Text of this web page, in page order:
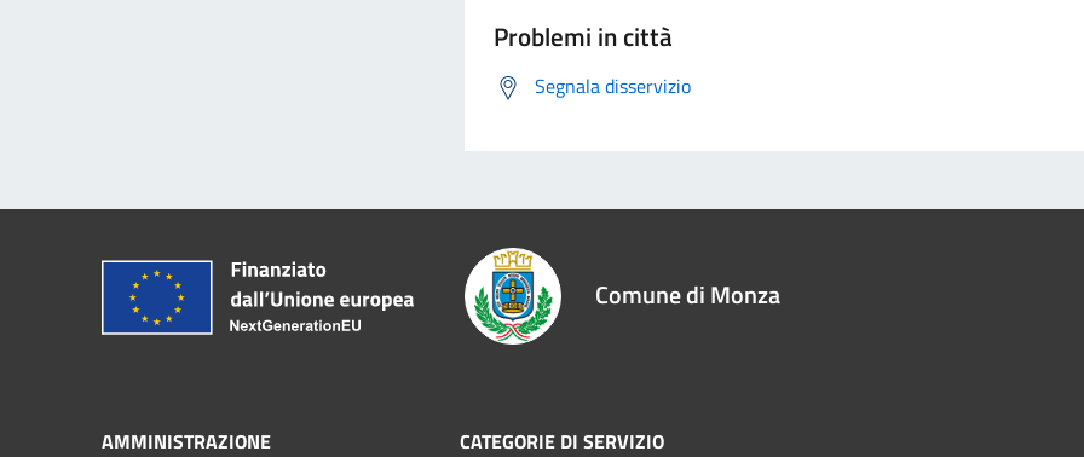
Problemi in città
Segnala disservizio
Comune di Monza
AMMINISTRAZIONE CATEGORIE DI SERVIZIO